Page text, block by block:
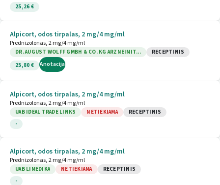
25,26 €
Alpicort, odos tirpalas, 2 mg/4 mg/ml
Prednizolonas, 2 mg/4 mg/ml
DR. AUGUST WOLFF GMBH & CO. KG ARZNEIMIT...
RECEPTINIS
25,80 €
Anotacija
Alpicort, odos tirpalas, 2 mg/4 mg/ml
Prednizolonas, 2 mg/4 mg/ml
UAB IDEAL TRADE LINKS NETIEKIAMA
RECEPTINIS
-
Alpicort, odos tirpalas, 2 mg/4 mg/ml
Prednizolonas, 2 mg/4 mg/ml
UAB LIMEDIKA NETIEKIAMA
RECEPTINIS
-